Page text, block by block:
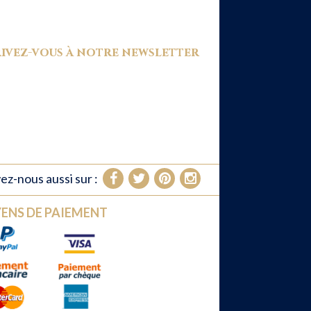
vous à notre newsletter
nous aussi sur :
DE PAIEMENT